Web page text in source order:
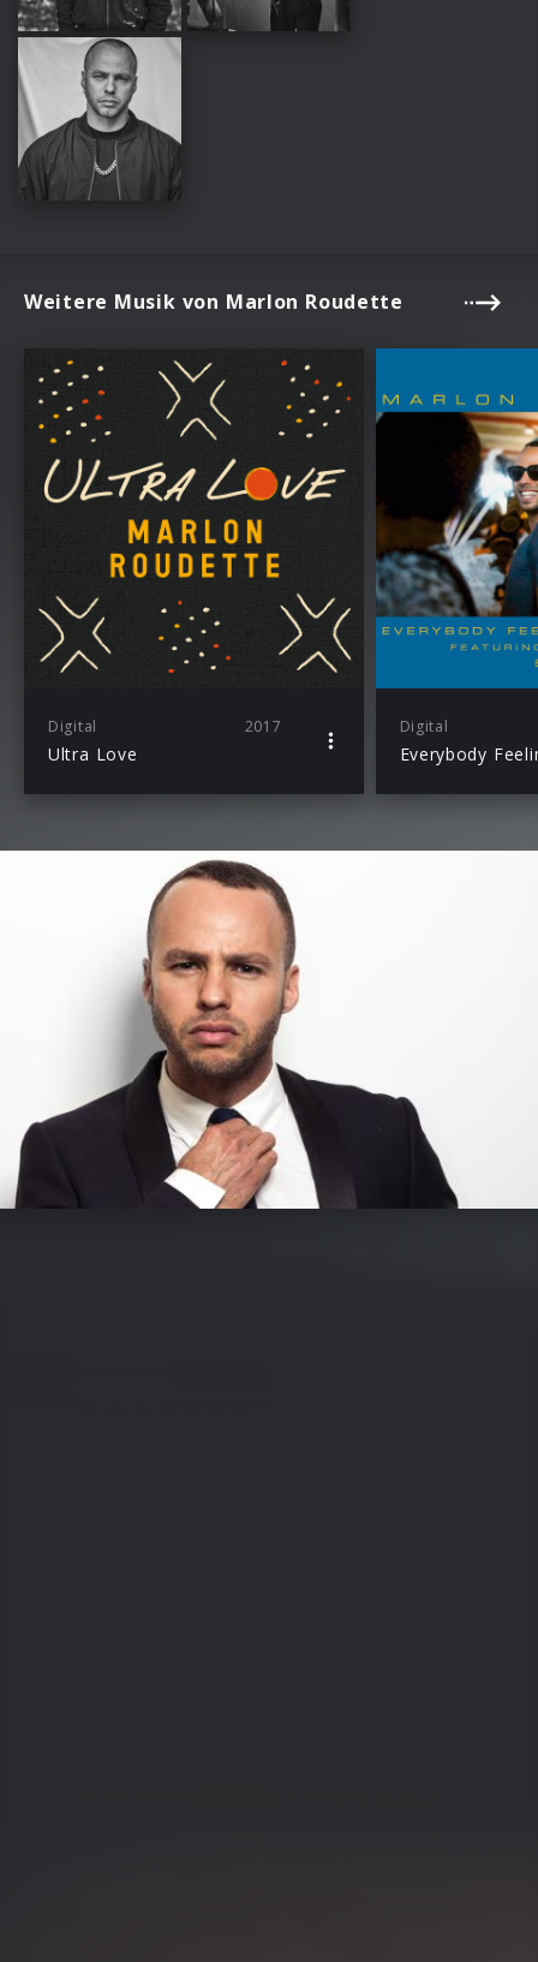
Weitere Musik von Marlon Roudette
Digital 2017
Ultra Love
Digital